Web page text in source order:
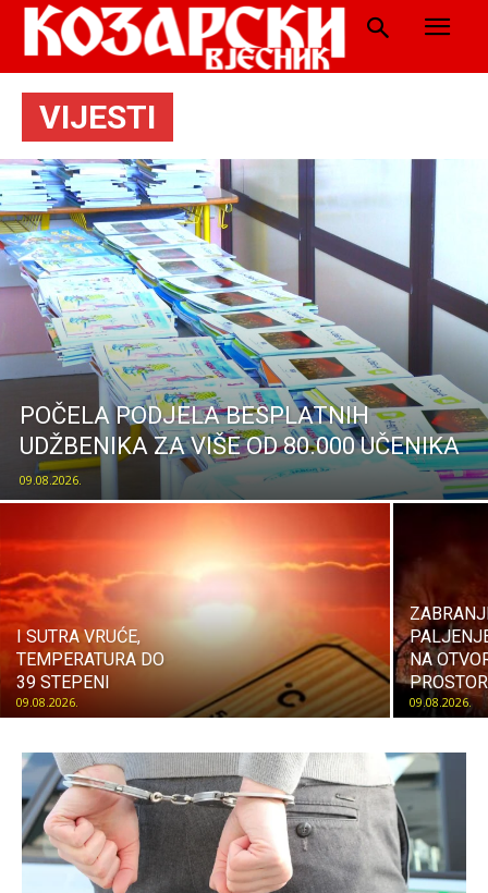
VIJESTI
POČELA PODJELA BESPLATNIH
UDŽBENIKA ZA VIŠE OD 80.000 UČENIKA
09.08.2026.
I SUTRA VRUĆE,
TEMPERATURA DO
39 STEPENI
09.08.2026.
NA
09.08.2026.